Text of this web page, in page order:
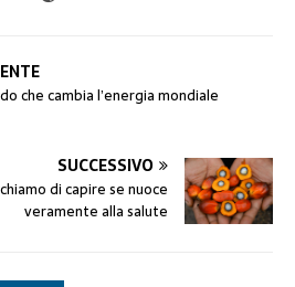
che cambia l’energia mondiale
SUCCESSIVO
di capire se nuoce
veramente alla salute